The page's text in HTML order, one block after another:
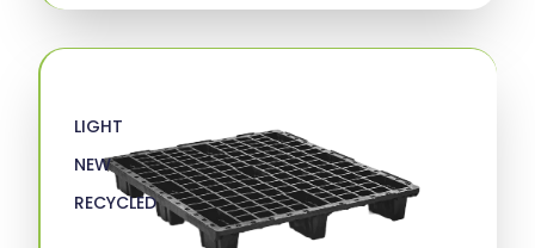
LIGHT
NEW
RECYCLED